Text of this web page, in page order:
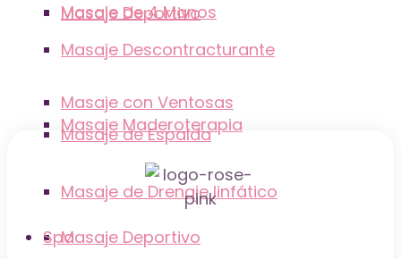
Masaje de 4 Manos
Masaje Maderoterapia
Masaje Deportivo
Masaje Descontracturante
Masaje de Espalda
Spa
Masaje Deportivo
Masaje con Ventosas
Masaje de Drenaje linfático